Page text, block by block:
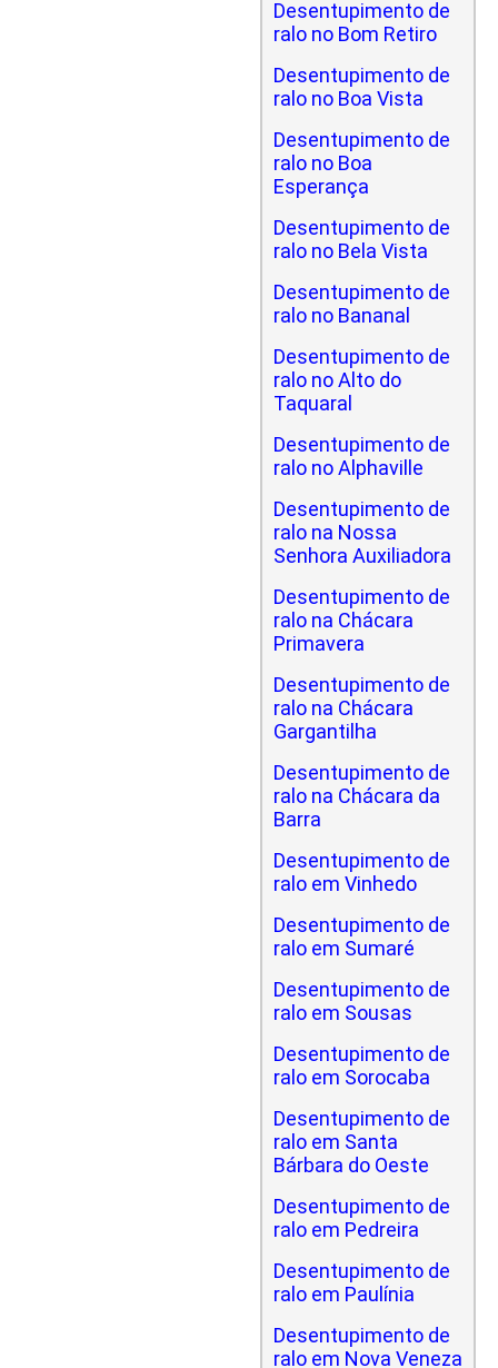
Desentupimento de
ralo no Bom Retiro
Desentupimento de
ralo no Boa Vista
Desentupimento de
ralo no Boa
Esperança
Desentupimento de
ralo no Bela Vista
Desentupimento de
ralo no Bananal
Desentupimento de
ralo no Alto do
Taquaral
Desentupimento de
ralo no Alphaville
Desentupimento de
ralo na Nossa
Senhora Auxiliadora
Desentupimento de
ralo na Chácara
Primavera
Desentupimento de
ralo na Chácara
Gargantilha
Desentupimento de
ralo na Chácara da
Barra
Desentupimento de
ralo em Vinhedo
Desentupimento de
ralo em Sumaré
Desentupimento de
ralo em Sousas
Desentupimento de
ralo em Sorocaba
Desentupimento de
ralo em Santa
Bárbara do Oeste
Desentupimento de
ralo em Pedreira
Desentupimento de
ralo em Paulínia
Desentupimento de
ralo em Nova Veneza